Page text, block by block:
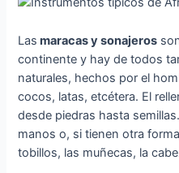
Las maracas y sonajeros
continente y hay de todos
naturales, hechos por el
cocos, latas, etcétera. El
desde piedras hasta
manos o, si tienen otra
tobillos, las muñecas, la